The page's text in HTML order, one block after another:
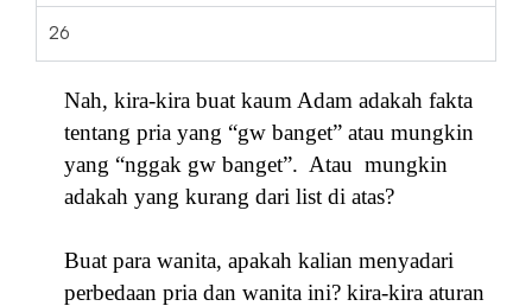
26
Nah, kira-kira buat kaum Adam adakah fakta
tentang pria yang “gw banget” atau mungkin
yang “nggak gw banget”. Atau mungkin
adakah yang kurang dari list di atas?
Buat para wanita, apakah kalian menyadari
perbedaan pria dan wanita ini? kira-kira aturan